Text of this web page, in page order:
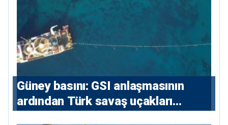
Güney basını: ⁠GSI anlaşmasının
ardından Türk savaş uçakları